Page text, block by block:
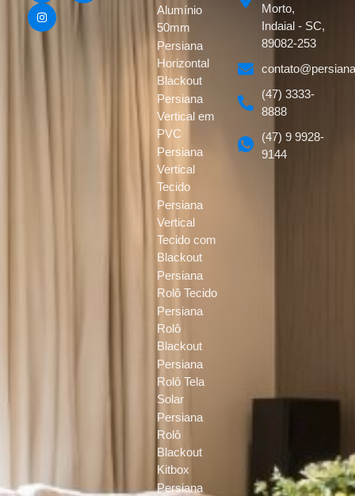
Alumínio
50mm
Persiana
Horizontal
Blackout
Persiana
Vertical em
PVC
Persiana
Vertical
Tecido
Persiana
Vertical
Tecido com
Blackout
Persiana
Rolô Tecido
Persiana
Rolô
Blackout
Persiana
Rolô Tela
Solar
Persiana
Rolô
Blackout
Kitbox
Persiana
Morto,
Indaial - SC,
89082-253
(47) 3333-
8888
(47) 9 9928-
9144